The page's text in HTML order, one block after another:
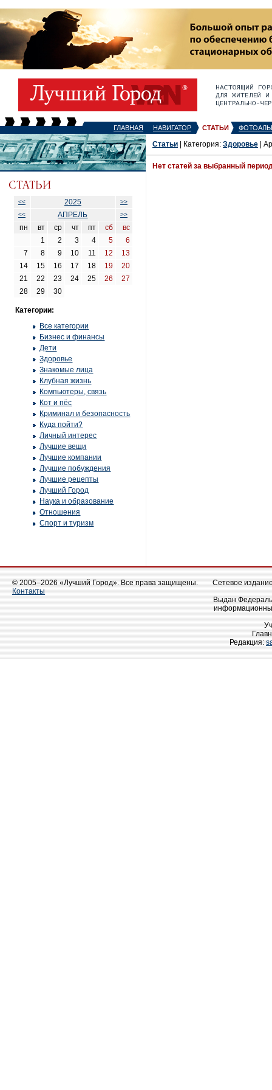
ГЛАВНАЯ НАВИГАТОР СТАТЬИ
<< 2025
>>
<<
АПРЕЛЬ >>
пн вт ср чт пт сб
вс
1
2 3 4 5
6
7
8 9 10 11 12
13
14
15 16 17 18 19
20
21
22 23 24 25 26
27
28
29 30
Категории:
Все категории
Бизнес и финансы
Дети
Здоровье
Знакомые лица
Клубная жизнь
Компьютеры, связь
Кот и пёс
Криминал и безопасность
Куда пойти?
Личный интерес
Лучшие вещи
Лучшие компании
Лучшие побуждения
Лучшие рецепты
Лучший Город
Наука и образование
Отношения
Спорт и туризм
Статьи | Категория: Здоровье |
Нет статей за выбранный
© 2005–2026 «Лучший Город». Все права защищены.
Контакты
Сетевое
Выдан
Редакция: